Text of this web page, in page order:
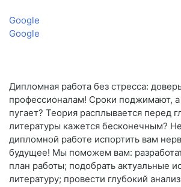
Google
Google
Дипломная работа без стресса:
профессионалам! Сроки поджимают,
пугает? Теория расплывается перед
литературы кажется бесконечным?
дипломной работе испортить вам
будущее! Мы поможем вам:
план работы; подобрать актуальные
литературу; провести глубокий